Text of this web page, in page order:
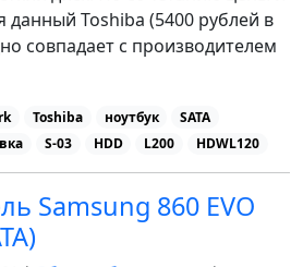
данный Toshiba (5400 рублей в
совпадает с производителем
Toshiba ноутбук
SATA
S-03 HDD L200 HDWL120
Samsung 860 EVO